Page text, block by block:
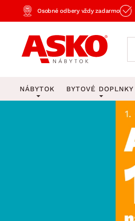
Osobné odbery vždy zadarmo
NÁBYTOK BYTOVÉ DOPLNKY